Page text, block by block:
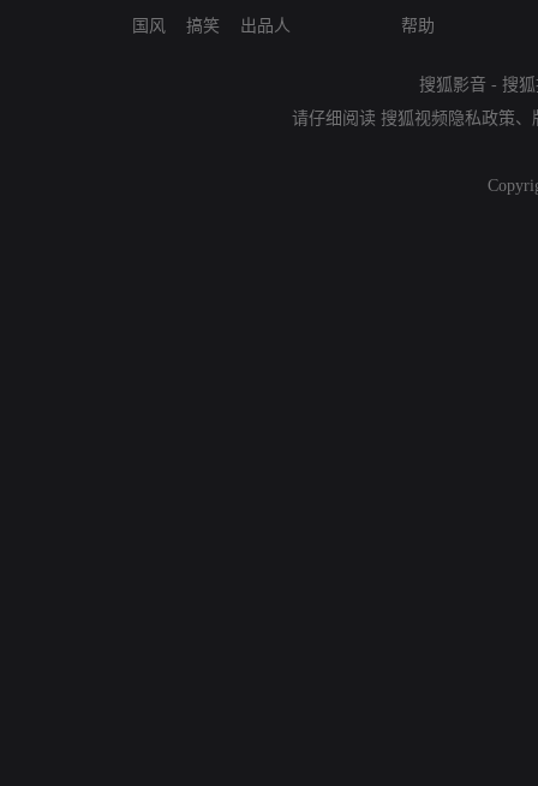
国风
搞笑
出品人
帮助
搜狐影音 - 搜
请仔细阅读 搜狐视频隐私政策、